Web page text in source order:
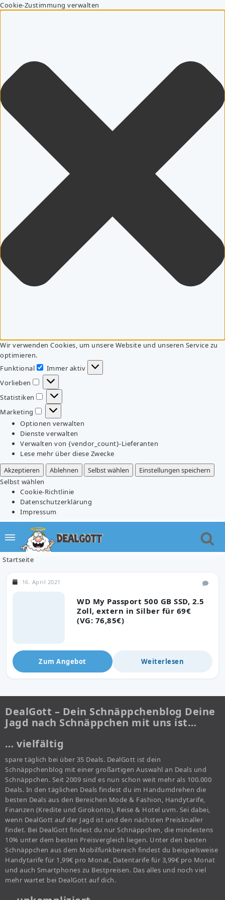
Cookie-Zustimmung verwalten
Wir verwenden Cookies, um unsere Website und unseren Service zu
optimieren.
Funktional
Funktional
Immer aktiv
Vorlieben
Vorlieben
Statistiken
Statistiken
Marketing
Marketing
Optionen verwalten
Dienste verwalten
Verwalten von {vendor_count}-Lieferanten
Lese mehr über diese Zwecke
Akzeptieren
Ablehnen Selbst wählen
Einstellungen speichern
Selbst wählen
Cookie-Richtlinie
Datenschutzerklärung
Impressum
Startseite
WD My Passport 500 GB SSD, 2.5
Zoll, extern in Silber für 69€
(VG: 76,85€)
16. April 2021
Zum Angebot Weiterlesen
DealGott – Dein Schnäppchenblog Deine
Jagd nach Schnäppchen mit uns ist…
… vielfältig
spare täglich bei über 35 Deals. DealGott ist dein
Schnäppchenblog mit einer großartigen Auswahl an Deals und
Schnäppchen. Seit 2009 sind es nun schon weit mehr als 100.000
Deals. In den täglichen Deals findest du im Handumdrehen die
besten Deals aus den Bereichen Mode & Fashion, Handytarife,
Finanzen (Kredite und Girokonto), Reise & Hotel uvm. Sei dabei,
wenn DealGott auf der Jagd ist und den nächsten Preisknaller
findet. Bei DealGott findest du nur Schnäppchen, die mindestens
10% unter dem besten Preisvergleich liegen. Unter den besten
Schnäppchen aus dem Mobilfunkbereich findest du beispielsweise
Handytarife für 1,99€ pro Monat, Datentarife für 3,99€ pro Monat
und auch Smartphones zu Bestpreisen. Das alles und noch viel
mehr wartet bei DealGott auf dich.